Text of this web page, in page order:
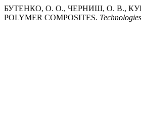
БУТЕНКО, О. О., ЧЕРНИШ, О. В.,
POLYMER COMPOSITES.